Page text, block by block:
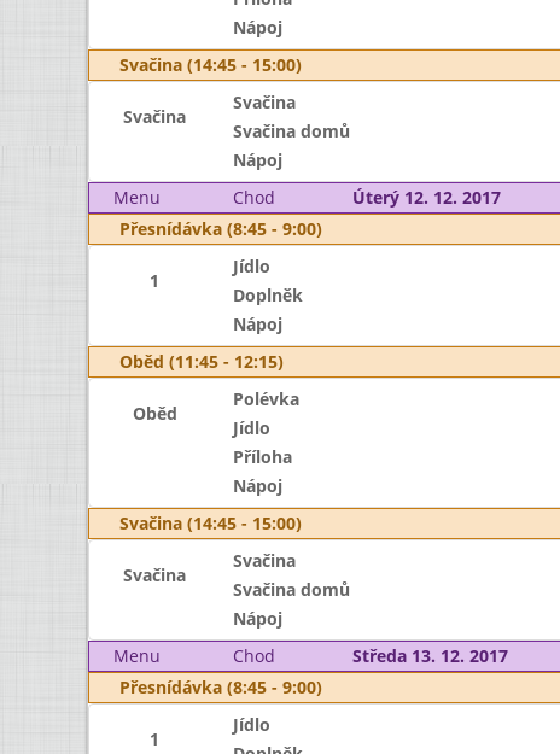
Nápoj
Svačina (14:45 - 15:00)
Svačina
Svačina
Svačina domů
Nápoj
Menu
Chod Úterý 12. 12. 2017
Přesnídávka (8:45 - 9:00)
1
Jídlo
Doplněk
Nápoj
Oběd (11:45 - 12:15)
Oběd
Polévka
Jídlo
Příloha
Nápoj
Svačina (14:45 - 15:00)
Svačina
Svačina
Svačina domů
Nápoj
Menu
Chod Středa 13. 12. 2017
Přesnídávka (8:45 - 9:00)
1
Jídlo